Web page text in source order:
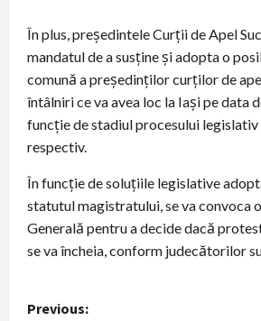
În plus, președintele Curții de Apel
mandatul de a susține și adopta o
comună a președinților curților de
întâlniri ce va avea loc la Iași pe data
funcție de stadiul procesului
respectiv.
În funcție de soluțiile legislative
statutul magistratului, se va convoca
Generală pentru a decide dacă
se va încheia, conform judecătorilor
P
Previous: